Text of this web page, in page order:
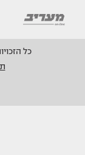
כל הזכויות